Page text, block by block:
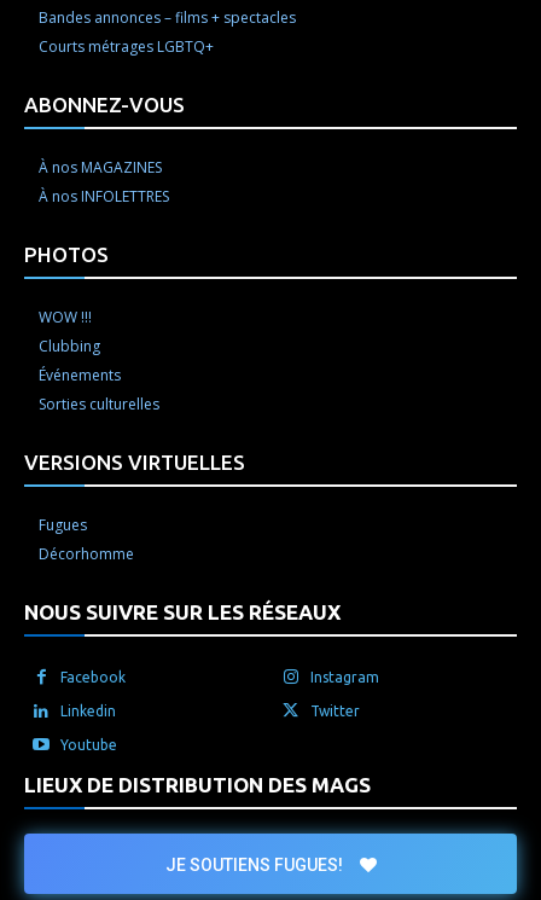
Bandes annonces – films + spectacles
Courts métrages LGBTQ+
ABONNEZ-VOUS
À nos MAGAZINES
À nos INFOLETTRES
PHOTOS
WOW !!!
Clubbing
Événements
Sorties culturelles
VERSIONS VIRTUELLES
Fugues
Décorhomme
NOUS SUIVRE SUR LES RÉSEAUX
Facebook Instagram
Linkedin Twitter
Youtube
LIEUX DE DISTRIBUTION DES MAGS
JE SOUTIENS FUGUES!